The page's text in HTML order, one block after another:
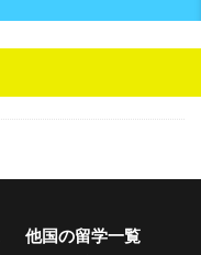
他国の留学一覧